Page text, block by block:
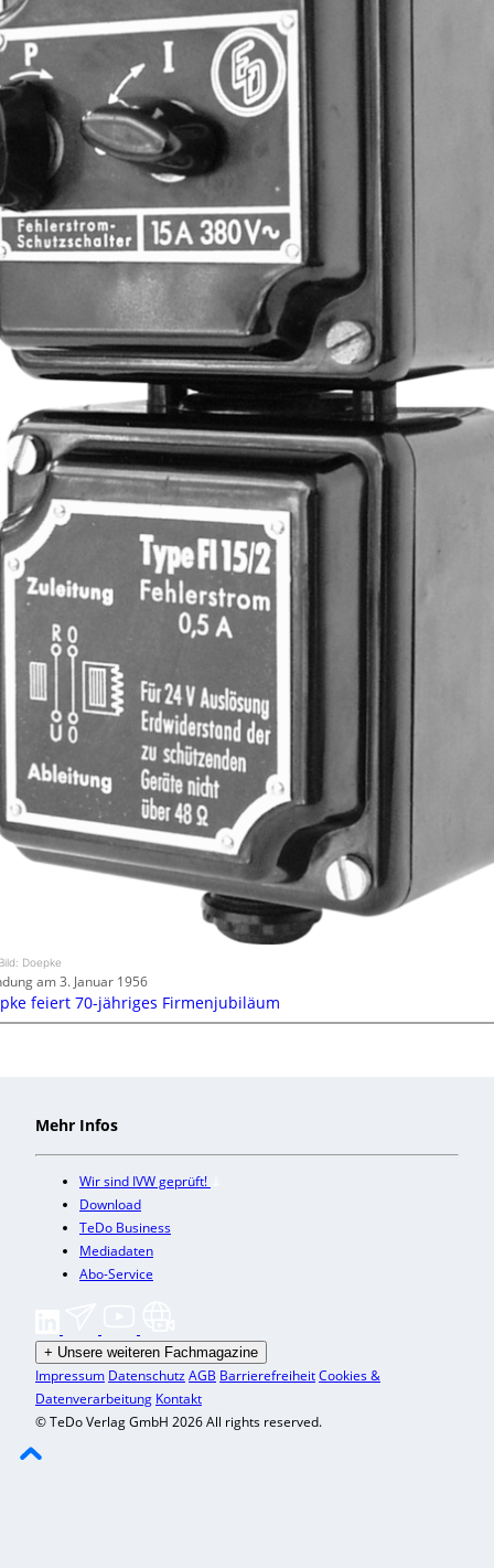
Doepke
am 3. Januar 1956
feiert 70-jähriges Firmenjubiläum
Mehr Infos
Wir sind IVW geprüft!
Download
TeDo Business
Mediadaten
Abo-Service
+ Unsere weiteren Fachmagazine
Impressum DatenschutzAGB BarrierefreiheitCookies &
Datenverarbeitung Kontakt
© TeDo Verlag GmbH 2026 All rights reserved.